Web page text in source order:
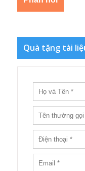
Quà tặng tài